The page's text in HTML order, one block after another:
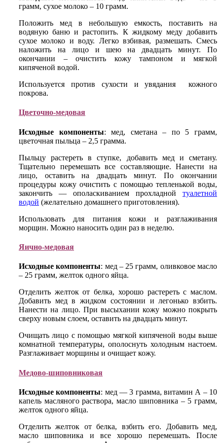
грамм, сухое молоко – 10 грамм.
Положить мед в небольшую емкость, поставить на
водяную баню и растопить. К жидкому меду добавить
сухое молоко и воду. Легко взбивая, размешать. Смесь
наложить на лицо и шею на двадцать минут. По
окончании – очистить кожу тампоном и мягкой
кипяченой водой.
Используется против сухости и увядания кожного
покрова.
Цветочно-медовая
Исходные компоненты: мед, сметана – по 5 грамм,
цветочная пыльца – 2,5 грамма.
Пыльцу растереть в ступке, добавить мед и сметану.
Тщательно перемешать все составляющие. Нанести на
лицо, оставить на двадцать минут. По окончании
процедуры кожу очистить с помощью тепленькой воды,
закончить — ополаскиванием прохладной туалетной
водой (желательно домашнего приготовления).
Использовать для питания кожи и разглаживания
морщин. Можно наносить один раз в неделю.
Яично-медовая
Исходные компоненты: мед – 25 грамм, оливковое масло
– 25 грамм, желток одного яйца.
Отделить желток от белка, хорошо растереть с маслом.
Добавить мед в жидком состоянии и легонько взбить.
Нанести на лицо. При высыхании кожу можно покрыть
сверху новым слоем, оставить на двадцать минут.
Очищать лицо с помощью мягкой кипяченой воды выше
комнатной температуры, ополоснуть холодным настоем.
Разглаживает морщины и очищает кожу.
Медово-шиповниковая
Исходные компоненты: мед — 3 грамма, витамин А – 10
капель масляного раствора, масло шиповника – 5 грамм,
желток одного яйца.
Отделить желток от белка, взбить его. Добавить мед,
масло шиповника и все хорошо перемешать. После